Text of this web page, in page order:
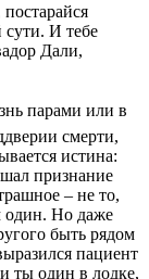
сути. И тебе
Дали,
парами или в
смерти,
истина:
признание
– не то,
один. Но даже
быть рядом
пациент
ты один в лодке,